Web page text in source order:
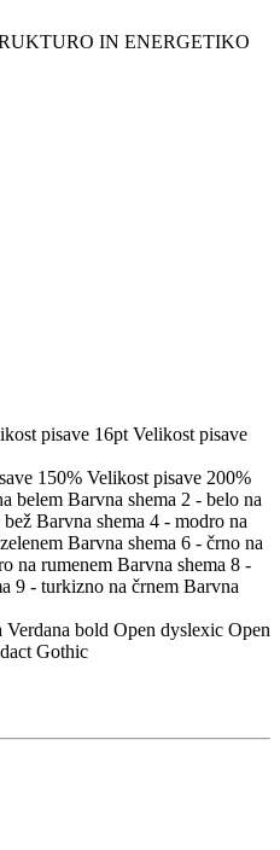
IN ENERGETIKO
pisave 16pt Velikost pisave
150% Velikost pisave 200%
belem Barvna shema 2 - belo na
bež Barvna shema 4 - modro na
Barvna shema 6 - črno na
na rumenem Barvna shema 8 -
9 - turkizno na črnem Barvna
Verdana bold Open dyslexic Open
Gothic